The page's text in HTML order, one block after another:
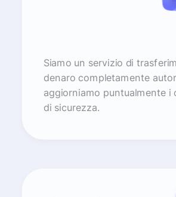
Siamo un servizio di
denaro completamente
aggiorniamo puntualmente i
di sicurezza.